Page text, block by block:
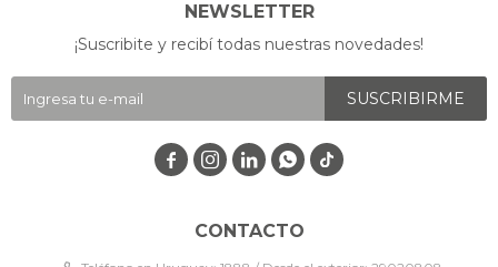
CONTACTO
NEWSLETTER
¡Suscribite y recibí todas nuestras novedades!
SUSCRIBIRME
   